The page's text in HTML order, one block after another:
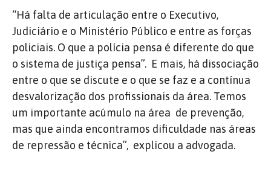
“Há falta de articulação entre o Executivo,
Judiciário e o Ministério Público e entre as forças
policiais. O que a polícia pensa é diferente do que
o sistema de justiça pensa”. E mais, há dissociação
entre o que se discute e o que se faz e a contínua
desvalorização dos profissionais da área. Temos
um importante acúmulo na área de prevenção,
mas que ainda encontramos dificuldade nas áreas
de repressão e técnica”, explicou a advogada.